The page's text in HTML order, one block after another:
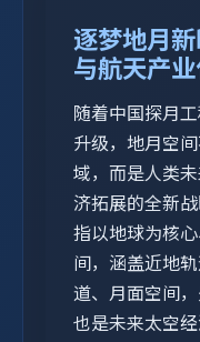
逐梦地月
与航天产
随着中国探月
升级，地月空
域，而是人类
济拓展的全新
指以地球为核
间，涵盖近地
道、月面空间
也是未来太空